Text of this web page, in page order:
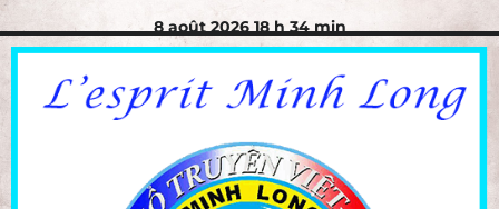
8 août 2026 18 h 34 min